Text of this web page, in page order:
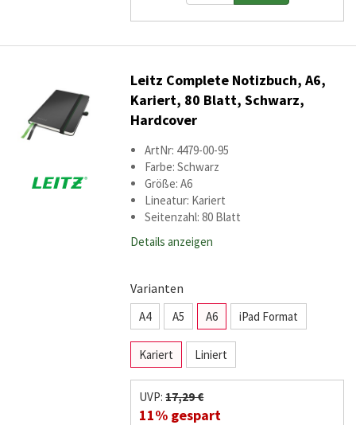
Leitz Complete Notizbuch, A6,
Kariert, 80 Blatt, Schwarz,
Hardcover
ArtNr: 4479-00-95
Farbe: Schwarz
Größe: A6
Lineatur: Kariert
Seitenzahl: 80 Blatt
Details anzeigen
Varianten
A4 A5 A6 iPad Format
Kariert Liniert
UVP:17,29 €
11% gespart